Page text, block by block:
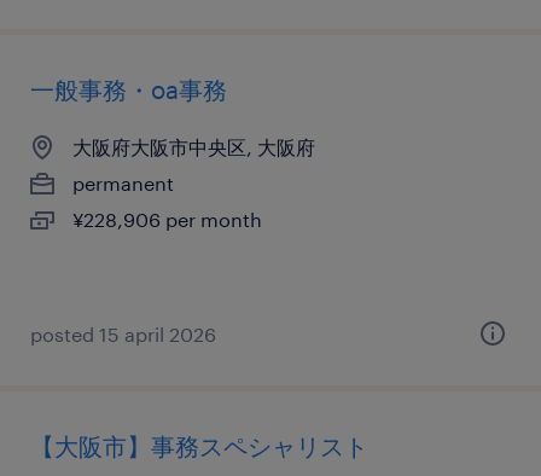
一般事務・oa事務
大阪府大阪市中央区, 大阪府
permanent
¥228,906 per month
posted 15 april 2026
【大阪市】事務スペシャリスト